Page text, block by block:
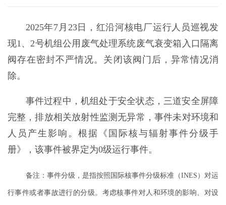
2025年7月23日，红沿河核电厂运行人员巡视发
现1、2号机组公用废气处理系统废气衰变箱入口隔离
阀存在密封不严情况。关闭该阀门后，异常情况消
除。
事件过程中，机组处于安全状态，三道安全屏障
完整，排放相关放射性监测无异常，事件未对环境和
人员产生影响。根据《国际核与辐射事件分级手
册》，该事件被界定为0级运行事件。
备注：事件分级，是指按照国际核事件分级标准（INES）对运
行事件或者事故进行的分级。考虑核事件对人和环境的影响、对设